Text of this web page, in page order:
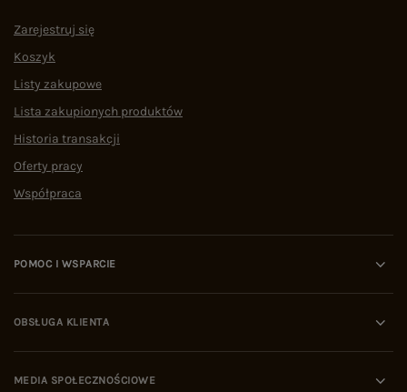
Zarejestruj się
Koszyk
Listy zakupowe
Lista zakupionych produktów
Historia transakcji
Oferty pracy
Współpraca
POMOC I WSPARCIE
OBSŁUGA KLIENTA
MEDIA SPOŁECZNOŚCIOWE